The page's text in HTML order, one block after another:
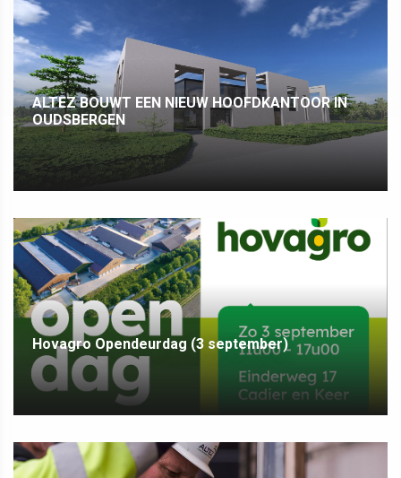
ALTEZ BOUWT EEN NIEUW HOOFDKANTOOR IN
OUDSBERGEN
Hovagro Opendeurdag (3 september)